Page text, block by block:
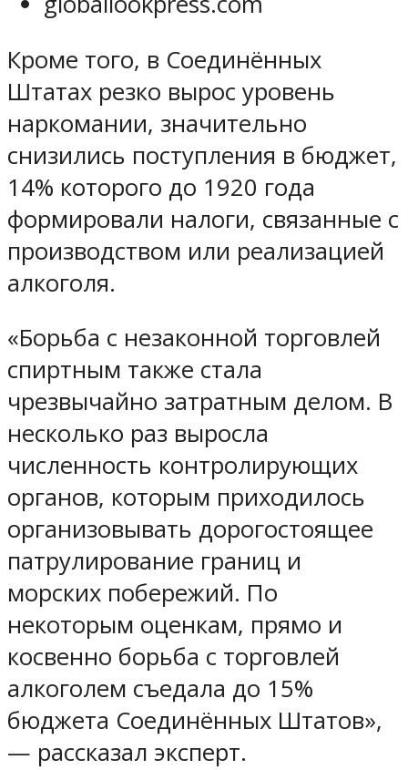
Кроме того, в Соединённых
Штатах резко вырос уровень
наркомании, значительно
снизились поступления в бюджет,
14% которого до 1920 года
формировали налоги, связанные с
производством или реализацией
алкоголя.
«Борьба с незаконной торговлей
спиртным также стала
чрезвычайно затратным делом. В
несколько раз выросла
численность контролирующих
органов, которым приходилось
организовывать дорогостоящее
патрулирование границ и
морских побережий. По
некоторым оценкам, прямо и
косвенно борьба с торговлей
алкоголем съедала до 15%
бюджета Соединённых Штатов»,
— рассказал эксперт.